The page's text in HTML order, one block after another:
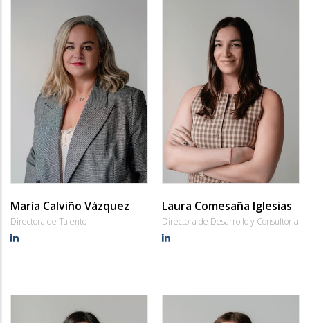
María Calviño Vázquez
Directora de Talento
Laura Comesaña Iglesias
Directora de Desarrollo y Consultoría